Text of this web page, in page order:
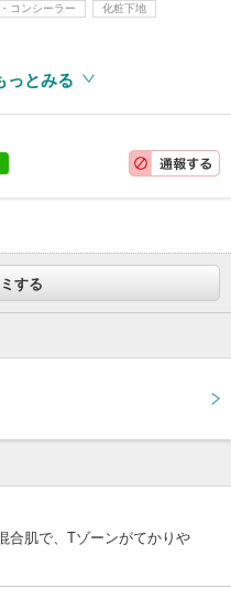
コンシーラー 化粧下地
っとみる
する
合肌で、Tゾーンがてかりや